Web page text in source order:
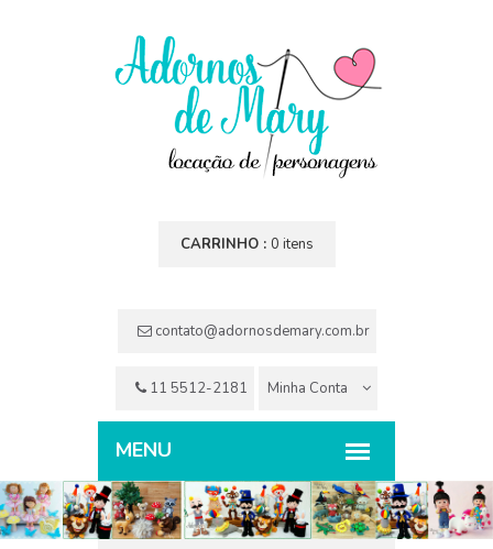
CARRINHO : 0 itens
contato@adornosdemary.com.br
11 5512-2181 Minha Conta